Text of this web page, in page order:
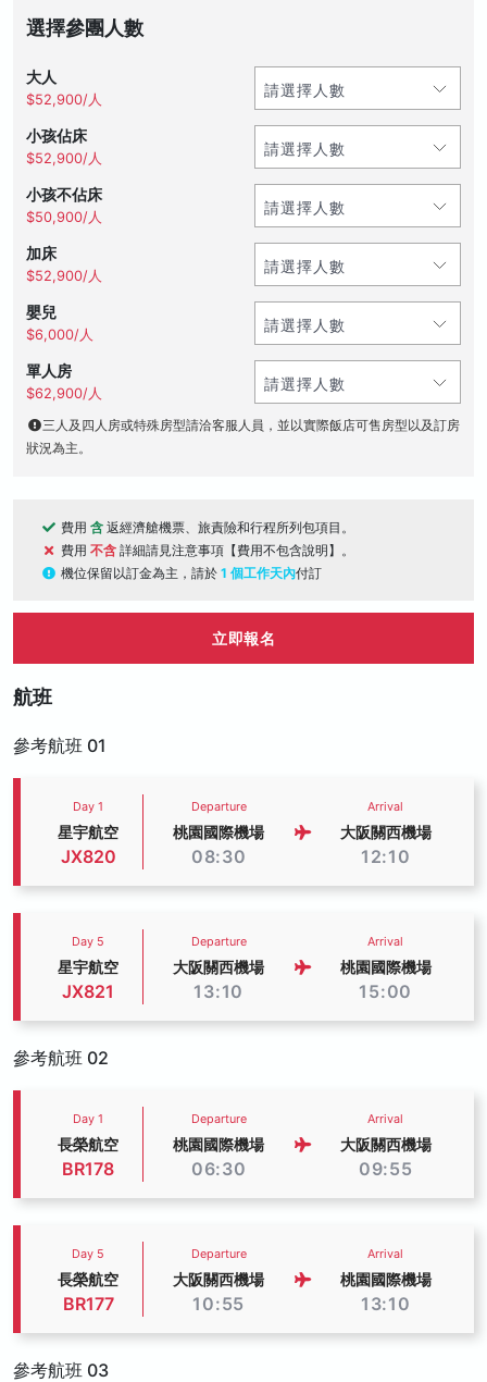
選擇參團人數
大人
$52,900/人
小孩佔床
$52,900/人
小孩不佔床
$50,900/人
加床
$52,900/人
嬰兒
$6,000/人
單人房
$62,900/人
三人及四人房或特殊房型請洽客服人員，並以實際飯店可售房型以及訂房
狀況為主。
費用 含 返經濟艙機票、旅責險和行程所列包項目。
費用 不含 詳細請見注意事項【費用不包含說明】。
機位保留以訂金為主，請於 1 個工作天內付訂
立即報名
航班
參考航班 01
Day 1
星宇航空
JX820
Departure
桃園國際機場
08:30
Arrival
大阪關西機場
12:10
Day 5
星宇航空
JX821
Departure
大阪關西機場
13:10
Arrival
桃園國際機場
15:00
參考航班 02
Day 1
長榮航空
BR178
Departure
桃園國際機場
06:30
Arrival
大阪關西機場
09:55
Day 5
長榮航空
BR177
Departure
大阪關西機場
10:55
Arrival
桃園國際機場
13:10
參考航班 03